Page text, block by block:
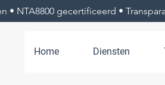
• NTA8800 gecertificeerd •
Home Diensten